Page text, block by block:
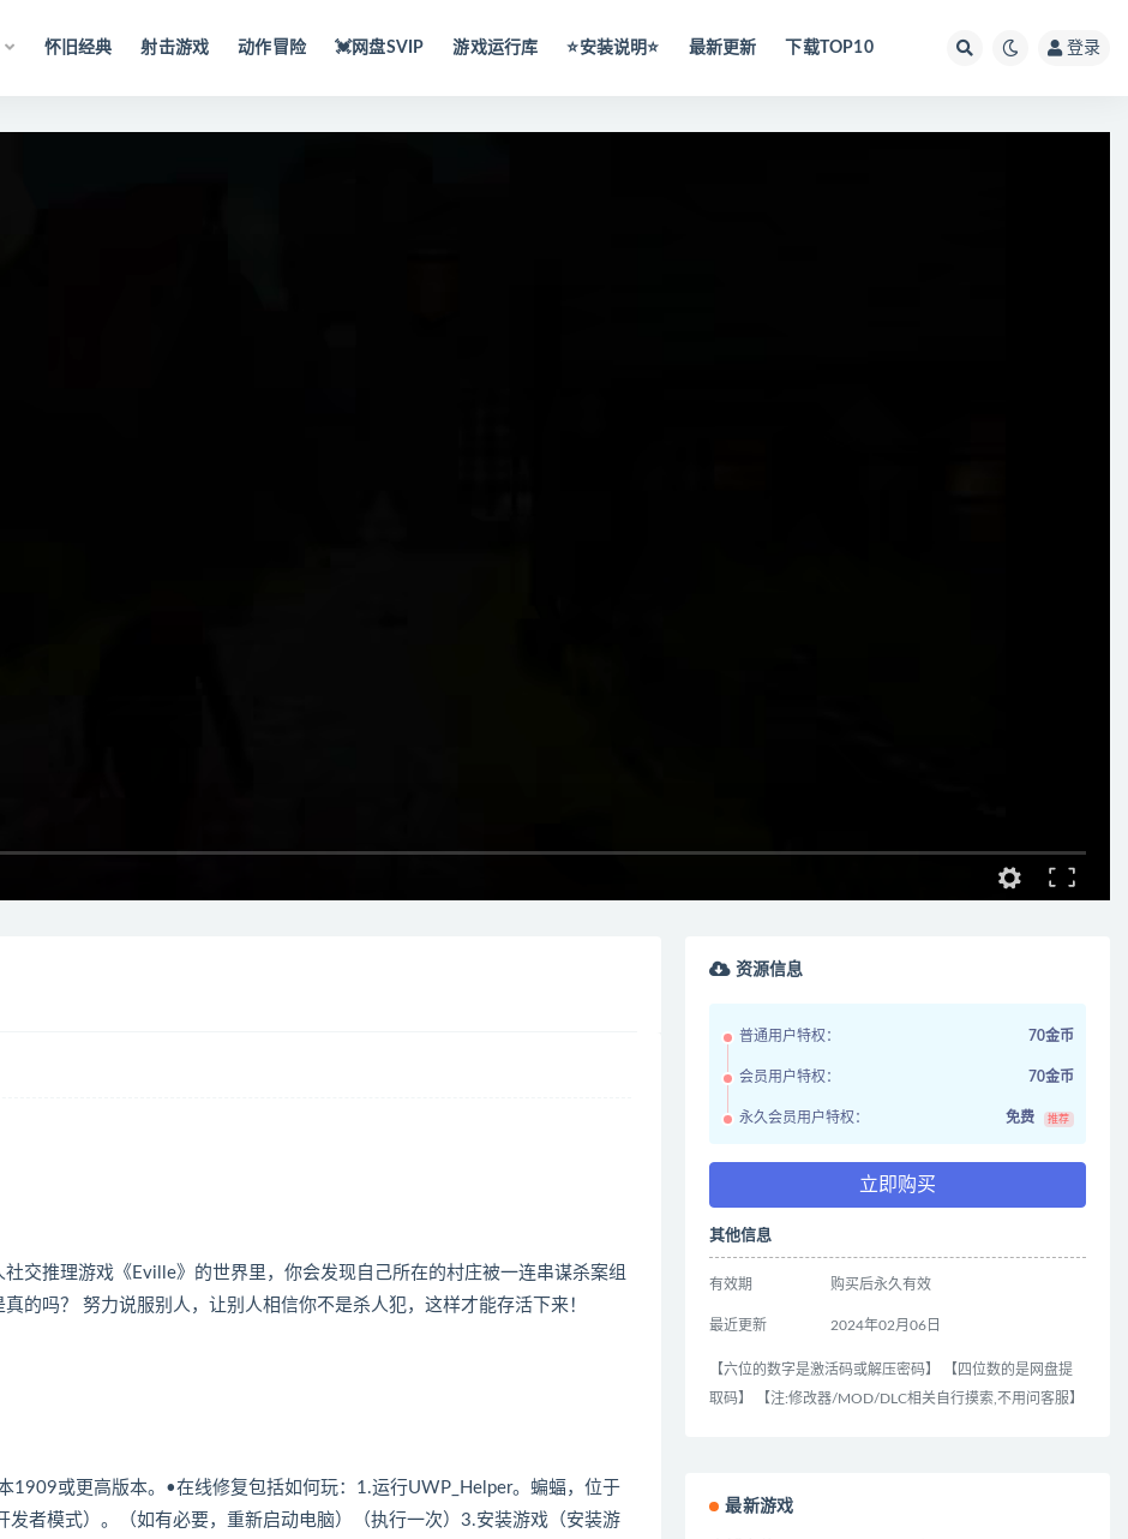
怀旧经典 射击游戏 动作冒险 💓网盘SVIP 游戏运行库 ⭐️安装说明⭐️ 最新更新 下载TOP10 登录
交推理游戏《Eville》的世界里，你会发现自己所在的村庄被一连串谋杀案组
的吗？ 努力说服别人，让别人相信你不是杀人犯，这样才能存活下来！
或更高版本。•在线修复包括如何玩：1.运行UWP_Helper。蝙蝠，位于
者模式）。（如有必要，重新启动电脑）（执行一次）3.安装游戏（安装游
资源信息
普通用户特权： 70金币
会员用户特权： 70金币
永久会员用户特权： 免费 推荐
立即购买
其他信息
有效期 购买后永久有效
最近更新 2024年02月06日
【六位的数字是激活码或解压密码】 【四位数的是网盘提
取码】 【注:修改器/MOD/DLC相关自行摸索,不用问客服】
最新游戏